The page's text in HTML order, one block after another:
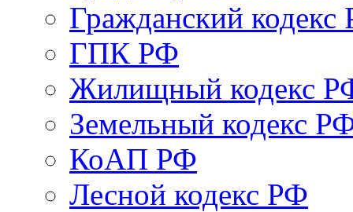
Гражданский кодекс
ГПК РФ
Жилищный кодекс
Земельный кодекс
КоАП РФ
Лесной кодекс РФ